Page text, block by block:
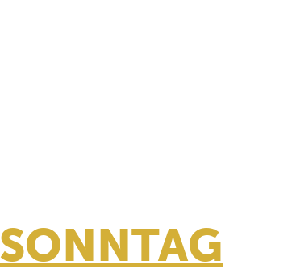
SONNTAG